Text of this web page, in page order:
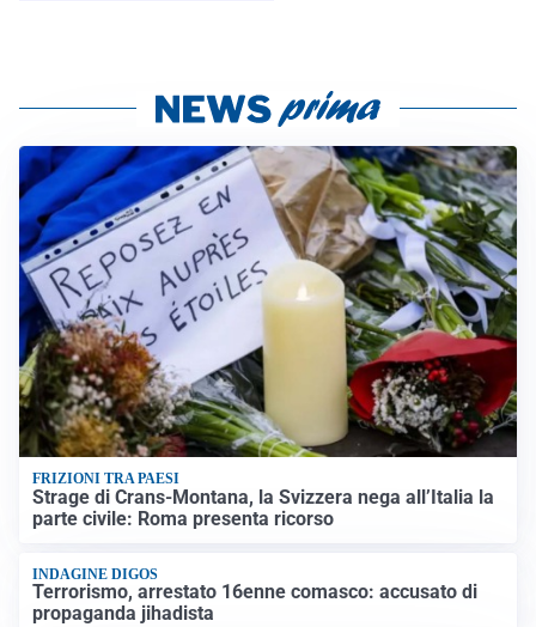
FRIZIONI TRA PAESI
Strage di Crans-Montana, la Svizzera nega all’Italia la
parte civile: Roma presenta ricorso
INDAGINE DIGOS
Terrorismo, arrestato 16enne comasco: accusato di
propaganda jihadista